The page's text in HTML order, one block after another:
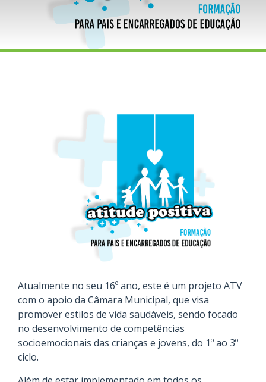
Atualmente no seu 16º ano, este é um projeto ATV
com o apoio da Câmara Municipal, que visa
promover estilos de vida saudáveis, sendo focado
no desenvolvimento de competências
socioemocionais das crianças e jovens, do 1º ao 3º
ciclo.